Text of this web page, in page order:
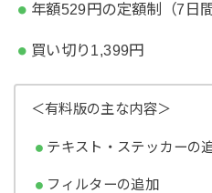
年額529円の定額制（7日
買い切り1,399円
＜有料版の主な内容＞
テキスト・ステッカーの
フィルターの追加